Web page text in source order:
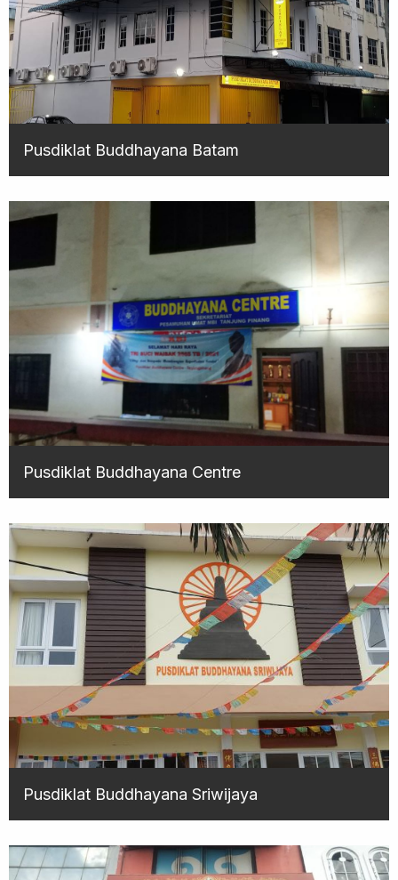
Pusdiklat Buddhayana Batam
Pusdiklat Buddhayana Centre
Pusdiklat Buddhayana Sriwijaya